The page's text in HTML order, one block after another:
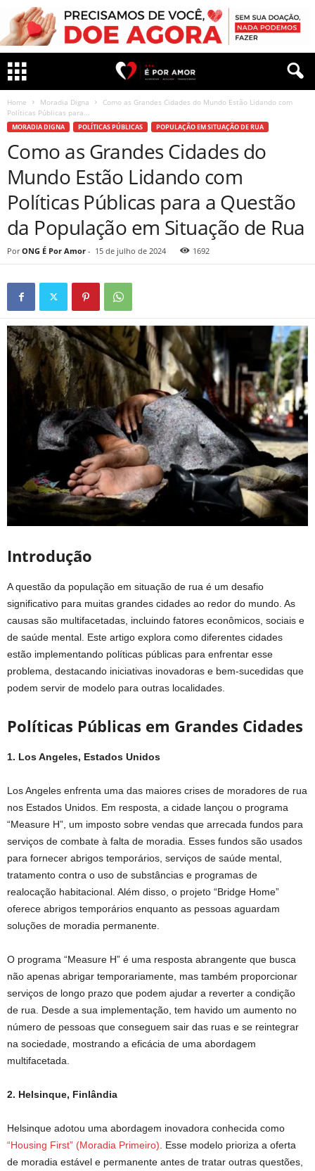
Home Moradia Digna
Como as Grandes Cidades do Mundo Estão Lidando com
Políticas Públicas para...
MORADIA DIGNA POLÍTICAS PÚBLICAS POPULAÇÃO EM SITUAÇÃO DE RUA
Como as Grandes Cidades do
Mundo Estão Lidando com
Políticas Públicas para a Questão
da População em Situação de Rua
Por ONG É Por Amor - 15 de julho de 2024 1692
Introdução
A questão da população em situação de rua é um desafio
significativo para muitas grandes cidades ao redor do mundo. As
causas são multifacetadas, incluindo fatores econômicos, sociais e
de saúde mental. Este artigo explora como diferentes cidades
estão implementando políticas públicas para enfrentar esse
problema, destacando iniciativas inovadoras e bem-sucedidas que
podem servir de modelo para outras localidades.
Políticas Públicas em Grandes Cidades
1. Los Angeles, Estados Unidos
Los Angeles enfrenta uma das maiores crises de moradores de rua
nos Estados Unidos. Em resposta, a cidade lançou o programa
“Measure H”, um imposto sobre vendas que arrecada fundos para
serviços de combate à falta de moradia. Esses fundos são usados
para fornecer abrigos temporários, serviços de saúde mental,
tratamento contra o uso de substâncias e programas de
realocação habitacional. Além disso, o projeto “Bridge Home”
oferece abrigos temporários enquanto as pessoas aguardam
soluções de moradia permanente.
O programa “Measure H” é uma resposta abrangente que busca
não apenas abrigar temporariamente, mas também proporcionar
serviços de longo prazo que podem ajudar a reverter a condição
de rua. Desde a sua implementação, tem havido um aumento no
número de pessoas que conseguem sair das ruas e se reintegrar
na sociedade, mostrando a eficácia de uma abordagem
multifacetada.
2. Helsinque, Finlândia
Helsinque adotou uma abordagem inovadora conhecida como
“Housing First” (Moradia Primeiro). Esse modelo prioriza a oferta
de moradia estável e permanente antes de tratar outras questões,